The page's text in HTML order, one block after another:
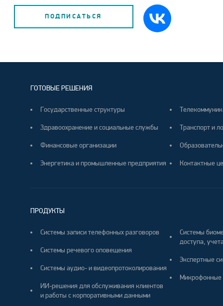
ПОДПИСАТЬСЯ
ГОТОВЫЕ РЕШЕНИЯ
Государственные структуры
Здравоохранение и социальные службы
Финансовые организации
Энергетика и промышленные предприятия
Транспорт и
Контактные
ПРОДУКТЫ
Системы записи телефонных разговоров
Системы речевого оповещения
Системы аудио- и видеопротоколирования
ИИ-решения для обслуживания клиентов
и работы с корпоративными данными
Системы
доступа,
Экспертные
Микрофонные